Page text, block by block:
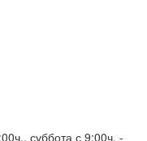
суббота с 9:00ч. -